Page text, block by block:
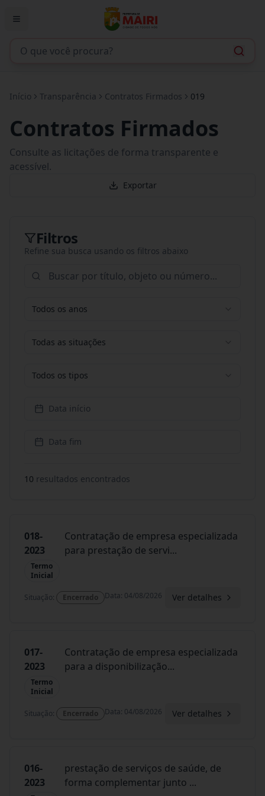
Início Transparência Contratos Firmados 019
Contratos Firmados
Consulte as licitações de forma transparente e
acessível.
Exportar
Filtros
Refine sua busca usando os filtros abaixo
Todos os anos
Todas as situações
Todos os tipos
Data início
Data fim
10 resultados encontrados
018-
2023
Termo
Inicial
Contratação de empresa especializada
para prestação de servi...
Situação: Encerrado Data: 04/08/2026 Ver detalhes
017-
2023
Termo
Inicial
Contratação de empresa especializada
para a disponibilização...
Situação: Encerrado Data: 04/08/2026 Ver detalhes
016-
2023
prestação de serviços de saúde, de
forma complementar junto ...